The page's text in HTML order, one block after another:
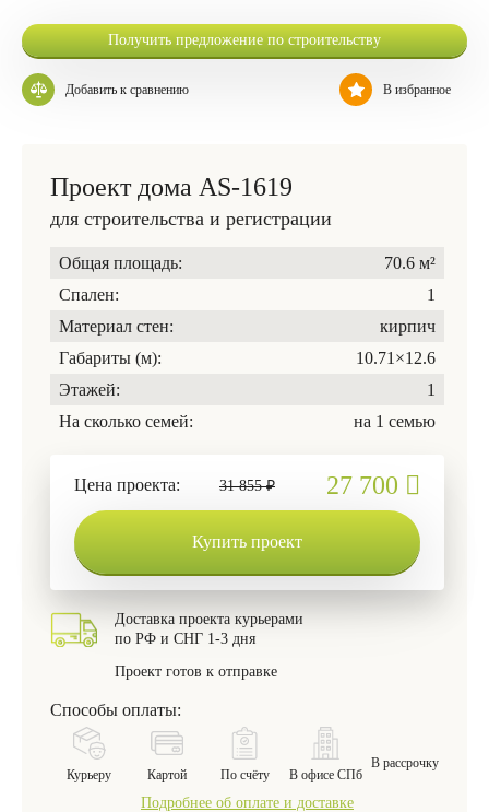
Получить предложение по строительству
Добавить к сравнению В избранное
Проект дома AS-1619
для строительства и регистрации
Общая площадь:
70.6 м²
Спален:
1
Материал стен:
кирпич
Габариты (м):
10.71×12.6
Этажей:
1
На сколько семей:
на 1 семью
Цена проекта: 31 855 ₽ 27 700
Купить проект
Доставка проекта курьерами
по РФ и СНГ 1-3 дня
Проект готов к отправке
Способы оплаты:
Курьеру Картой По счёту В офисе СПб
В рассрочку
Подробнее об оплате и доставке